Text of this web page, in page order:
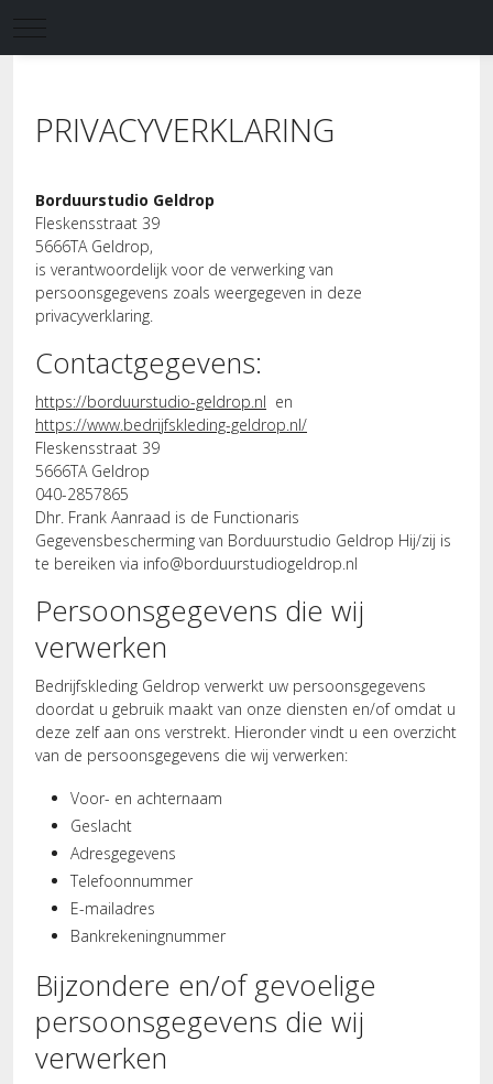
Mobile Menu Toggle
PRIVACYVERKLARING
Borduurstudio Geldrop
Fleskensstraat 39
5666TA Geldrop,
is verantwoordelijk voor de verwerking van
persoonsgegevens zoals weergegeven in deze
privacyverklaring.
Contactgegevens:
https://borduurstudio-geldrop.nl en
https://www.bedrijfskleding-geldrop.nl/
Fleskensstraat 39
5666TA Geldrop
040-2857865
Dhr. Frank Aanraad is de Functionaris
Gegevensbescherming van Borduurstudio Geldrop Hij/zij is
te bereiken via info@borduurstudiogeldrop.nl
Persoonsgegevens die wij
verwerken
Bedrijfskleding Geldrop verwerkt uw persoonsgegevens
doordat u gebruik maakt van onze diensten en/of omdat u
deze zelf aan ons verstrekt. Hieronder vindt u een overzicht
van de persoonsgegevens die wij verwerken:
Voor- en achternaam
Geslacht
Adresgegevens
Telefoonnummer
E-mailadres
Bankrekeningnummer
Bijzondere en/of gevoelige
persoonsgegevens die wij
verwerken